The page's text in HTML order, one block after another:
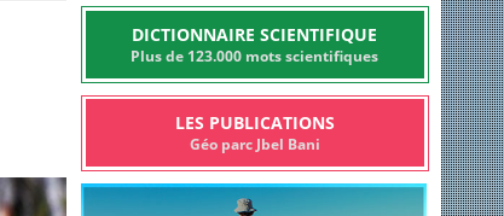
DICTIONNAIRE SCIENTIFIQUE
Plus de 123.000 mots scientifiques
LES PUBLICATIONS
Géo parc Jbel Bani